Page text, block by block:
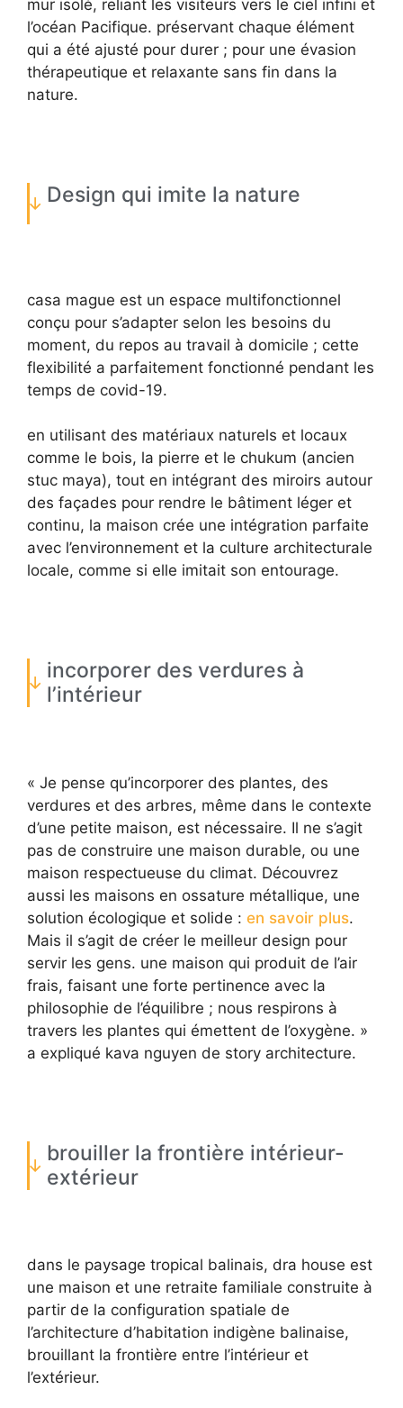
mur isolé, reliant les visiteurs vers le ciel infini et
l’océan Pacifique. préservant chaque élément
qui a été ajusté pour durer ; pour une évasion
thérapeutique et relaxante sans fin dans la
nature.
Design qui imite la nature
casa mague est un espace multifonctionnel
conçu pour s’adapter selon les besoins du
moment, du repos au travail à domicile ; cette
flexibilité a parfaitement fonctionné pendant les
temps de covid-19.
en utilisant des matériaux naturels et locaux
comme le bois, la pierre et le chukum (ancien
stuc maya), tout en intégrant des miroirs autour
des façades pour rendre le bâtiment léger et
continu, la maison crée une intégration parfaite
avec l’environnement et la culture architecturale
locale, comme si elle imitait son entourage.
incorporer des verdures à
l’intérieur
« Je pense qu’incorporer des plantes, des
verdures et des arbres, même dans le contexte
d’une petite maison, est nécessaire. Il ne s’agit
pas de construire une maison durable, ou une
maison respectueuse du climat. Découvrez
aussi les maisons en ossature métallique, une
solution écologique et solide : en savoir plus.
Mais il s’agit de créer le meilleur design pour
servir les gens. une maison qui produit de l’air
frais, faisant une forte pertinence avec la
philosophie de l’équilibre ; nous respirons à
travers les plantes qui émettent de l’oxygène. »
a expliqué kava nguyen de story architecture.
brouiller la frontière intérieur-
extérieur
dans le paysage tropical balinais, dra house est
une maison et une retraite familiale construite à
partir de la configuration spatiale de
l’architecture d’habitation indigène balinaise,
brouillant la frontière entre l’intérieur et
l’extérieur.